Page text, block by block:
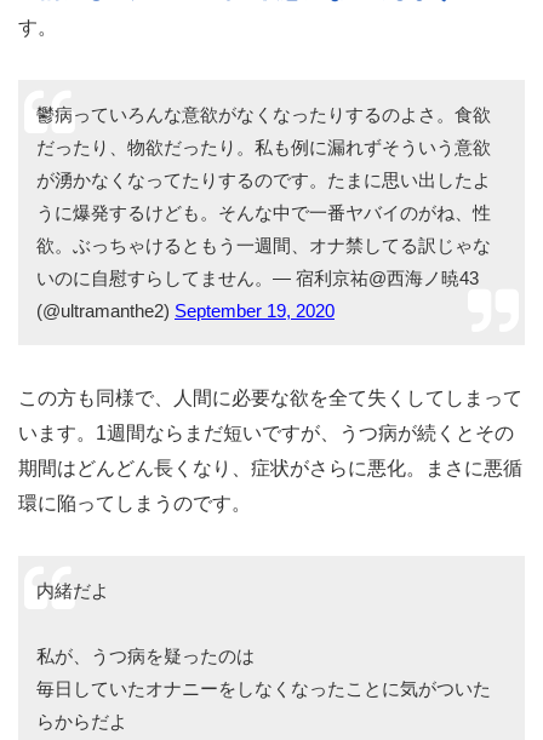
す。
鬱病っていろんな意欲がなくなったりするのよさ。食欲
だったり、物欲だったり。私も例に漏れずそういう意欲
が湧かなくなってたりするのです。たまに思い出したよ
うに爆発するけども。そんな中で一番ヤバイのがね、性
欲。ぶっちゃけるともう一週間、オナ禁してる訳じゃな
いのに自慰すらしてません。— 宿利京祐@西海ノ暁43
(@ultramanthe2) September 19, 2020
この方も同様で、人間に必要な欲を全て失くしてしまって
います。1週間ならまだ短いですが、うつ病が続くとその
期間はどんどん長くなり、症状がさらに悪化。まさに悪循
環に陥ってしまうのです。
内緒だよ
私が、うつ病を疑ったのは
毎日していたオナニーをしなくなったことに気がついた
らからだよ